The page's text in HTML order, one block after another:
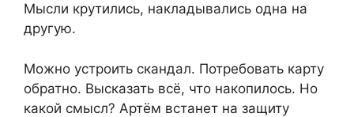
Мысли крутились, накладывались одна на
другую.
Можно устроить скандал. Потребовать карту
обратно. Высказать всё, что накопилось. Но
какой смысл? Артём встанет на защиту